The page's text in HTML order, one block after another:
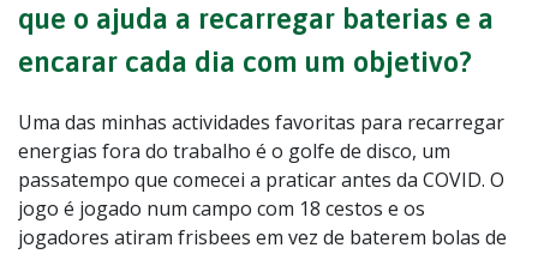
que o ajuda a recarregar baterias e a
encarar cada dia com um objetivo?
Uma das minhas actividades favoritas para recarregar
energias fora do trabalho é o golfe de disco, um
passatempo que comecei a praticar antes da COVID. O
jogo é jogado num campo com 18 cestos e os
jogadores atiram frisbees em vez de baterem bolas de